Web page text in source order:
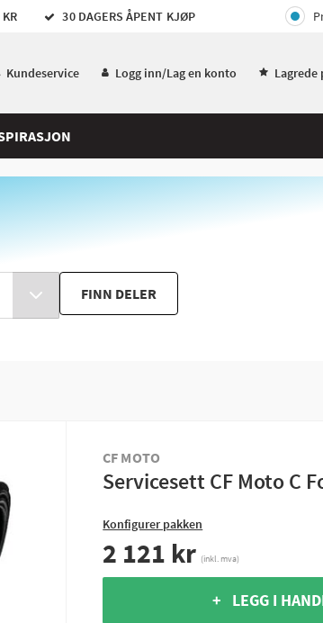
30 DAGERS ÅPENT KJØP
Kundeservice Logg inn/Lag en konto
FINN DELER
CF MOTO
Servicesett CF Moto C
Konfigurer pakken
2 121 kr (inkl. mva)
+ LEGG I